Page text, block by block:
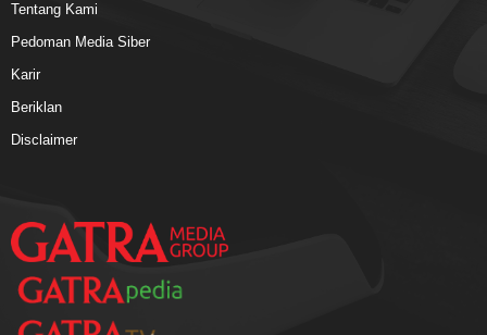
Tentang Kami
Pedoman Media Siber
Karir
Beriklan
Disclaimer